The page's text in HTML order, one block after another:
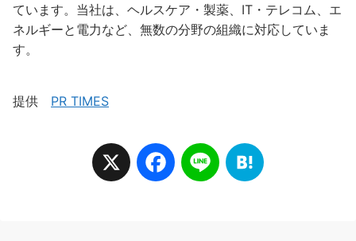
ています。当社は、ヘルスケア・製薬、IT・テレコム、エ
ネルギーと電力など、無数の分野の組織に対応していま
す。
提供 PR TIMES
X F L